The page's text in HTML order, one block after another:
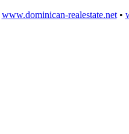
www.dominican-realestate.net•